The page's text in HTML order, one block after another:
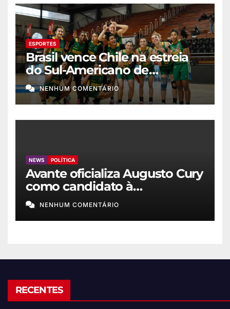
ESPORTES
Brasil vence Chile na estreia
do Sul-Americano de
basquete feminino
NENHUM COMENTÁRIO
NEWS POLÍTICA
Avante oficializa Augusto Cury
como candidato à
Presidência
NENHUM COMENTÁRIO
RECENTES